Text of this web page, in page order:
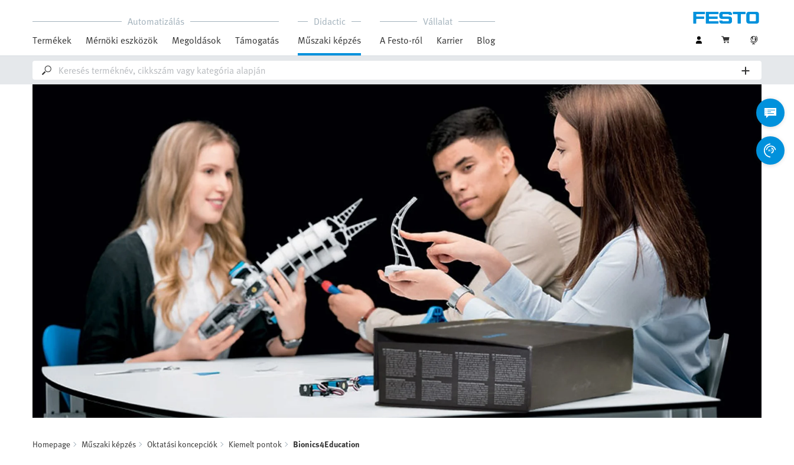
Automatizálás
Termékek
Mérnöki eszközök Megoldások Támogatás
Didactic
Műszaki képzés
Vállalat
A Festo-ról
Karrier Blog
Homepage Műszaki képzés Oktatási koncepciók Kiemelt pontok Bionics4Education